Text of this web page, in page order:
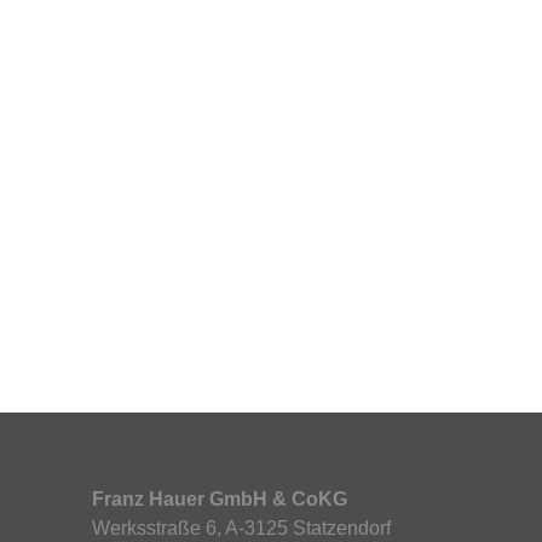
Franz Hauer GmbH & CoKG
Werksstraße 6, A-3125 Statzendorf